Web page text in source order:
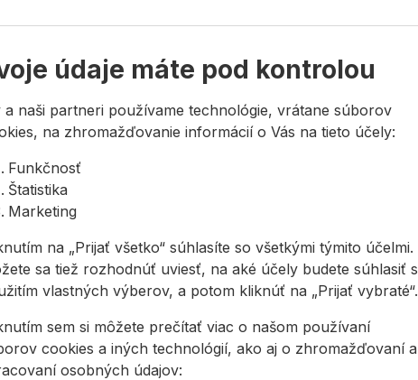
do chvostovej
do chvostovej
300mm 5/8T 1 balenie 12,35 €
práce (DSL) predstavujú rad extra hrubých
a iné práce pri veľkom zaťažení
list Sandflex® na všetky druhy materiálov a rezov
pílového listu zaisťuje dlhú životnosť
údaje máte pod kontrolou
a naši partneri používame technológie, vrátane súborov
na zhromažďovanie informácií o Vás na tieto účely:
Funkčnosť
Štatistika
Marketing
na „Prijať všetko“ súhlasíte so všetkými týmito účelmi.
sa tiež rozhodnúť uviesť, na aké účely budete súhlasiť s
vlastných výberov, a potom kliknúť na „Prijať vybraté“.
sem si môžete prečítať viac o našom používaní
cookies a iných technológií, ako aj o zhromažďovaní a
osobných údajov: